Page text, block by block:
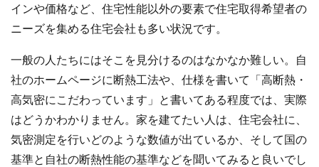
インや価格など、住宅性能以外の要素で住宅取得希望者の
ニーズを集める住宅会社も多い状況です。
一般の人たちにはそこを見分けるのはなかなか難しい。自
社のホームページに断熱工法や、仕様を書いて「高断熱・
高気密にこだわっています」と書いてある程度では、実際
はどうかわかりません。家を建てたい人は、住宅会社に、
気密測定を行いどのような数値が出ているか、そして国の
基準と自社の断熱性能の基準などを聞いてみると良いでし